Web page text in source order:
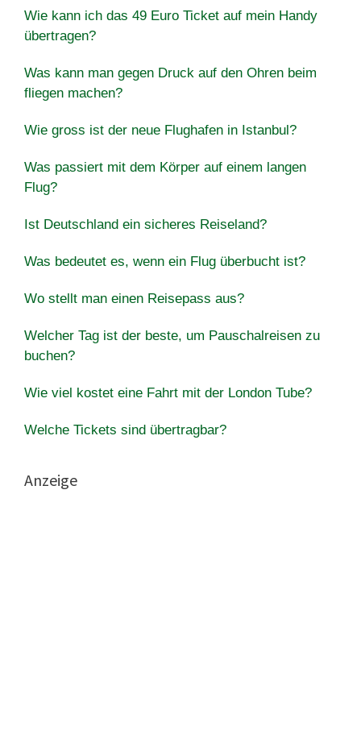
Wie kann ich das 49 Euro Ticket auf mein Handy
übertragen?
Was kann man gegen Druck auf den Ohren beim
fliegen machen?
Wie gross ist der neue Flughafen in Istanbul?
Was passiert mit dem Körper auf einem langen
Flug?
Ist Deutschland ein sicheres Reiseland?
Was bedeutet es, wenn ein Flug überbucht ist?
Wo stellt man einen Reisepass aus?
Welcher Tag ist der beste, um Pauschalreisen zu
buchen?
Wie viel kostet eine Fahrt mit der London Tube?
Welche Tickets sind übertragbar?
Anzeige